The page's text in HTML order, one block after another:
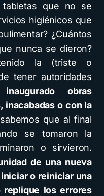
que no se
higiénicos que
¿Cuántos
nunca se dieron?
la (triste o
tener autoridades
obras
inacabadas o con la
sabemos que al final
se tomaron la
o sirvieron.
de una nueva
o reiniciar una
replique los errores